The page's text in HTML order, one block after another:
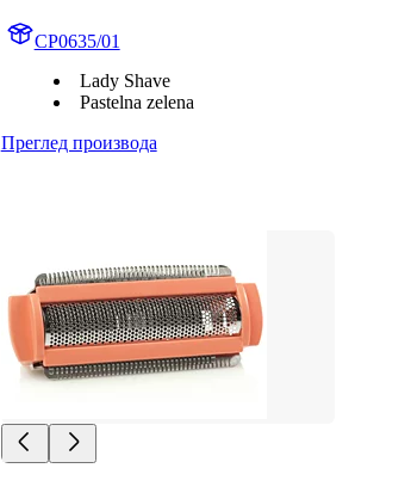
CP0635/01
Lady Shave
Pastelna zelena
Преглед производа